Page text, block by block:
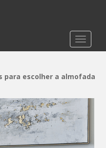
para escolher a almofada